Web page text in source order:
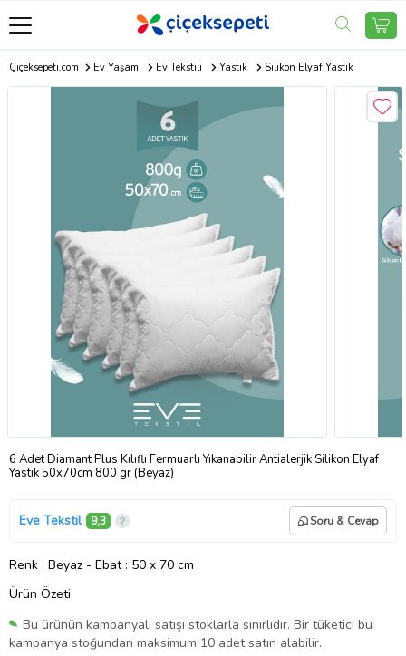
Çiçeksepeti.com Ev Yaşam Ev Tekstili Yastık Silikon Elyaf Yastık
6 Adet Diamant Plus Kılıflı Fermuarlı Yıkanabilir Antialerjik Silikon Elyaf
Yastık 50x70cm 800 gr (Beyaz)
Eve Tekstil 9,3 Soru & Cevap
Renk : Beyaz - Ebat : 50 x 70 cm
Ürün Özeti
Bu ürünün kampanyalı satışı stoklarla sınırlıdır. Bir tüketici bu
kampanya stoğundan maksimum 10 adet satın alabilir.